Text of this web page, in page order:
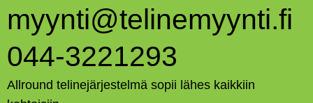
myynti@telinemyynti.fi
044-3221293
Allround telinejärjestelmä sopii lähes kaikkiin